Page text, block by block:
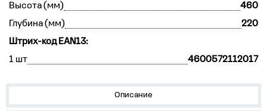
Высота (мм)
460
Глубина (мм)
220
Штрих-код EAN13:
1 шт
4600572112017
Описание